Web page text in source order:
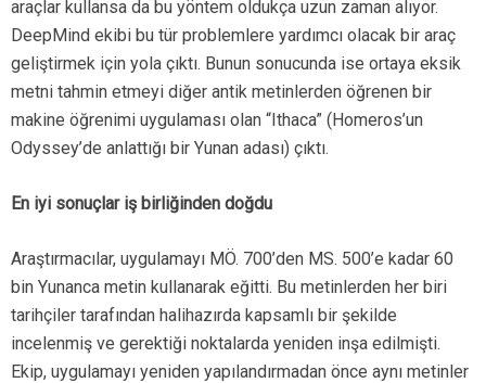
araçlar kullansa da bu yöntem oldukça uzun zaman alıyor.
DeepMind ekibi bu tür problemlere yardımcı olacak bir araç
geliştirmek için yola çıktı. Bunun sonucunda ise ortaya eksik
metni tahmin etmeyi diğer antik metinlerden öğrenen bir
makine öğrenimi uygulaması olan “Ithaca” (Homeros’un
Odyssey’de anlattığı bir Yunan adası) çıktı.
En iyi sonuçlar iş birliğinden doğdu
Araştırmacılar, uygulamayı MÖ. 700’den MS. 500’e kadar 60
bin Yunanca metin kullanarak eğitti. Bu metinlerden her biri
tarihçiler tarafından halihazırda kapsamlı bir şekilde
incelenmiş ve gerektiği noktalarda yeniden inşa edilmişti.
Ekip, uygulamayı yeniden yapılandırmadan önce aynı metinler